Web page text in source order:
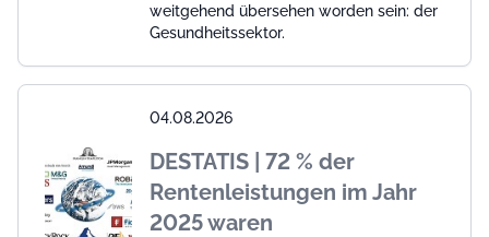
weitgehend übersehen worden sein: der
Gesundheitssektor.
04.08.2026
DESTATIS | 72 % der
Rentenleistungen im Jahr
2025 waren